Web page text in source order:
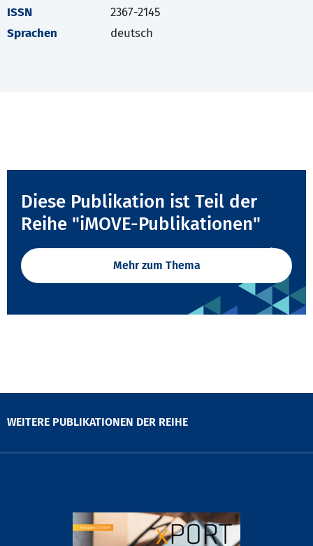
ISSN
2367-2145
Sprachen
deutsch
Diese Publikation ist Teil der
Reihe "iMOVE-Publikationen"
Mehr zum Thema
WEITERE PUBLIKATIONEN DER REIHE